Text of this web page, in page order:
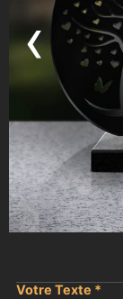
‹
Votre Texte *